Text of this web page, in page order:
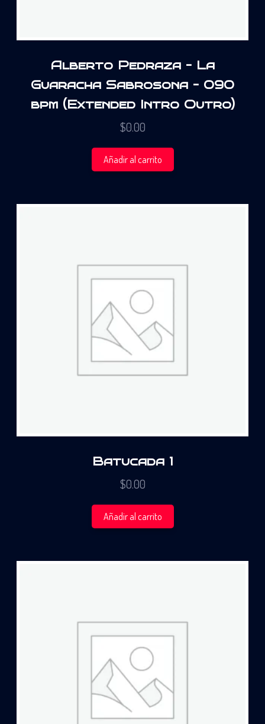
Alberto Pedraza – La
Guaracha Sabrosona – 090
bpm (Extended Intro Outro)
$0.00
Añadir al carrito
Batucada 1
$0.00
Añadir al carrito